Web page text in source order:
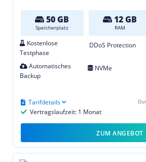
50 GB
Speicherplatz
12 GB
RAM
Kostenlose
Testphase
DDoS Protection
Automatisches
Backup
NVMe
Vertragslaufzeit: 1 Monat
Tarifdetails
ZUM ANGEBOT